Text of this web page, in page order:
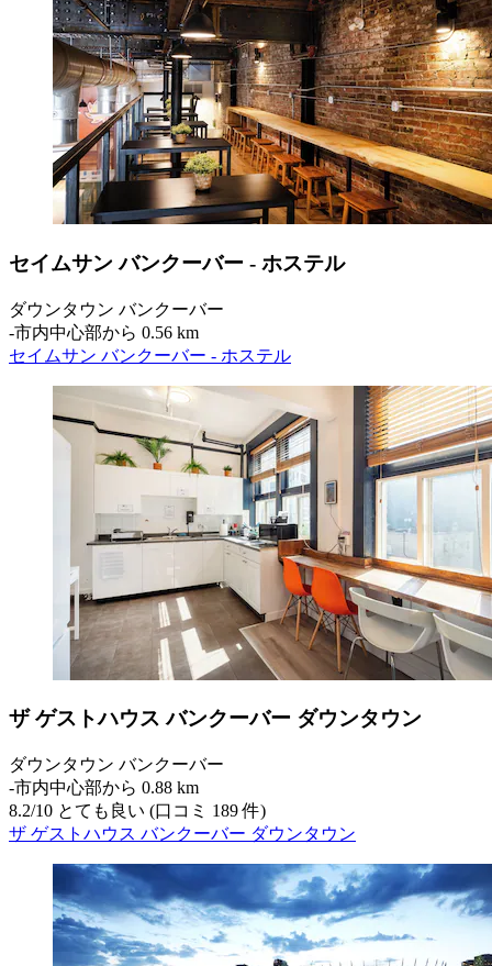
セイムサン バンクーバー - ホステル
ダウンタウン バンクーバー
‐市内中心部から 0.56 km
セイムサン バンクーバー - ホステル
ザ ゲストハウス バンクーバー ダウンタウン
ダウンタウン バンクーバー
‐市内中心部から 0.88 km
8.2/10 とても良い (口コミ 189 件)
ザ ゲストハウス バンクーバー ダウンタウン